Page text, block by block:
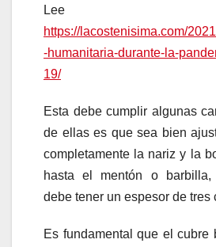
Lee
https://lacostenisima.com/
-humanitaria-durante-la-
19/
Esta debe cumplir algunas
de ellas es que sea bien
completamente la nariz y la
hasta el mentón o barbilla,
debe tener un espesor de tres
Es fundamental que el cubre